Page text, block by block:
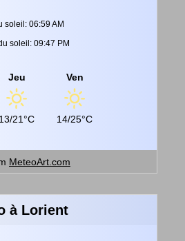
soleil: 06:59 AM
soleil: 09:47 PM
Jeu
13/21°C
Ven
14/25°C
MeteoArt.com
à Lorient